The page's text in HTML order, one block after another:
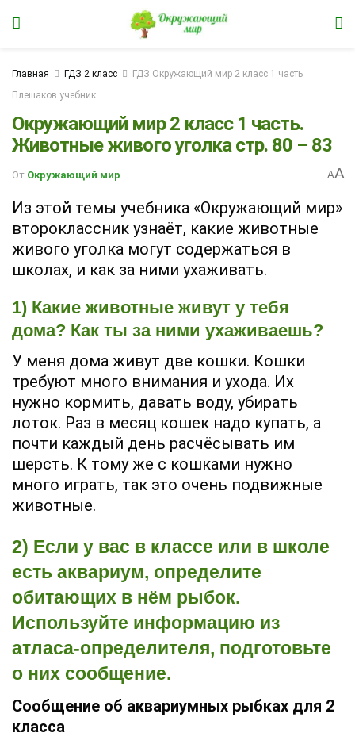
Главная ГДЗ 2 класс
ГДЗ Окружающий мир 2 класс 1 часть
Плешаков учебник
Окружающий мир 2 класс 1 часть.
Животные живого уголка стр. 80 – 83
От Окружающий мир AA
Из этой темы учебника «Окружающий мир»
второклассник узнаёт, какие животные
живого уголка могут содержаться в
школах, и как за ними ухаживать.
1) Какие животные живут у тебя
дома? Как ты за ними ухаживаешь?
У меня дома живут две кошки. Кошки
требуют много внимания и ухода. Их
нужно кормить, давать воду, убирать
лоток. Раз в месяц кошек надо купать, а
почти каждый день расчёсывать им
шерсть. К тому же с кошками нужно
много играть, так это очень подвижные
животные.
2) Если у вас в классе или в школе
есть аквариум, определите
обитающих в нём рыбок.
Используйте информацию из
атласа-определителя, подготовьте
о них сообщение.
Сообщение об аквариумных рыбках для 2
класса